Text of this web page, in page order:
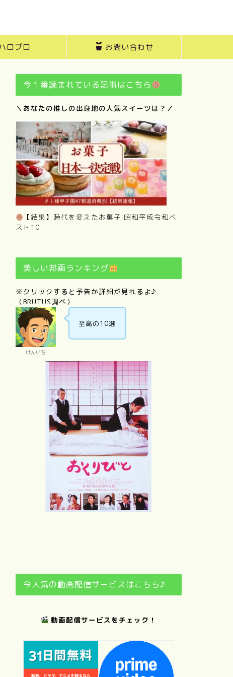
ロプロ お問い合わせ
今１番読まれている記事はこちら
＼あなたの推しの出身地の人気スイーツは？／
【結果】時代を変えたお菓子!昭和平成令和ベ
スト10
美しい邦画ランキング
※クリックすると予告か詳細が見れるよ♪
（BRUTUS調べ）
けんいち
至高の10選
今人気の動画配信サービスはこちら♪
動画配信サービスをチェック！